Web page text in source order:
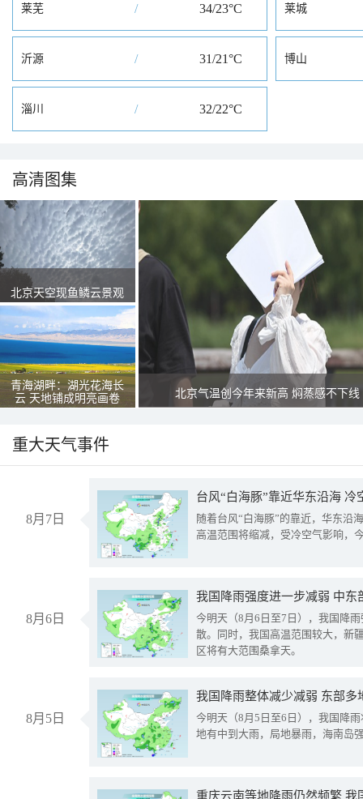
莱芜 / 34/23°C 莱城
沂源 / 31/21°C 博山
淄川 / 32/22°C
高清图集
北京天空现鱼鳞云景观
青海湖畔：湖光花海长
云 天地铺成明亮画卷
北京气温创今年来新高 焖蒸感不下线
重大天气事件
8月7日
台风“白海豚”靠近华东沿海
随着台风“白海豚”的靠近，华东沿
高温范围将缩减，受冷空气影响，
8月6日
今明天（8月6日至7日），我国降
散。同时，我国高温范围较大，新
区将有大范围桑拿天。
8月5日
我国降雨整体减少减弱 东部多
今明天（8月5日至6日），我国降
地有中到大雨，局地暴雨，海南岛
重庆云南等地降雨仍然频繁 我